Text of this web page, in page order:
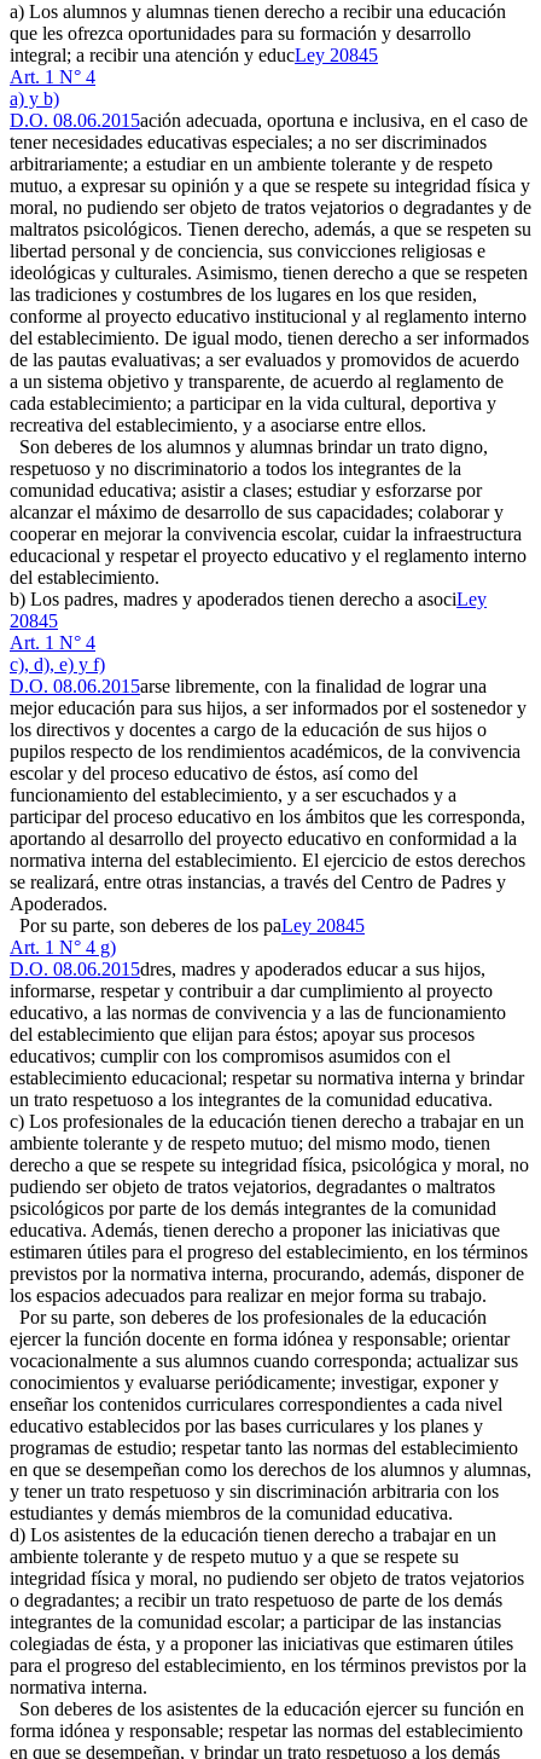
a) Los alumnos y alumnas tienen derecho a recibir una educación
que les ofrezca oportunidades para su formación y desarrollo
integral; a recibir una atención y educLey 20845
Art. 1 N° 4
a) y b)
D.O. 08.06.2015ación adecuada, oportuna e inclusiva, en el caso de
tener necesidades educativas especiales; a no ser discriminados
arbitrariamente; a estudiar en un ambiente tolerante y de respeto
mutuo, a expresar su opinión y a que se respete su integridad física y
moral, no pudiendo ser objeto de tratos vejatorios o degradantes y de
maltratos psicológicos. Tienen derecho, además, a que se respeten su
libertad personal y de conciencia, sus convicciones religiosas e
ideológicas y culturales. Asimismo, tienen derecho a que se respeten
las tradiciones y costumbres de los lugares en los que residen,
conforme al proyecto educativo institucional y al reglamento interno
del establecimiento. De igual modo, tienen derecho a ser informados
de las pautas evaluativas; a ser evaluados y promovidos de acuerdo
a un sistema objetivo y transparente, de acuerdo al reglamento de
cada establecimiento; a participar en la vida cultural, deportiva y
recreativa del establecimiento, y a asociarse entre ellos.
Son deberes de los alumnos y alumnas brindar un trato digno,
respetuoso y no discriminatorio a todos los integrantes de la
comunidad educativa; asistir a clases; estudiar y esforzarse por
alcanzar el máximo de desarrollo de sus capacidades; colaborar y
cooperar en mejorar la convivencia escolar, cuidar la infraestructura
educacional y respetar el proyecto educativo y el reglamento interno
del establecimiento.
b) Los padres, madres y apoderados tienen derecho a asociLey
20845
Art. 1 N° 4
c), d), e) y f)
D.O. 08.06.2015arse libremente, con la finalidad de lograr una
mejor educación para sus hijos, a ser informados por el sostenedor y
los directivos y docentes a cargo de la educación de sus hijos o
pupilos respecto de los rendimientos académicos, de la convivencia
escolar y del proceso educativo de éstos, así como del
funcionamiento del establecimiento, y a ser escuchados y a
participar del proceso educativo en los ámbitos que les corresponda,
aportando al desarrollo del proyecto educativo en conformidad a la
normativa interna del establecimiento. El ejercicio de estos derechos
se realizará, entre otras instancias, a través del Centro de Padres y
Apoderados.
Por su parte, son deberes de los paLey 20845
Art. 1 N° 4 g)
D.O. 08.06.2015dres, madres y apoderados educar a sus hijos,
informarse, respetar y contribuir a dar cumplimiento al proyecto
educativo, a las normas de convivencia y a las de funcionamiento
del establecimiento que elijan para éstos; apoyar sus procesos
educativos; cumplir con los compromisos asumidos con el
establecimiento educacional; respetar su normativa interna y brindar
un trato respetuoso a los integrantes de la comunidad educativa.
c) Los profesionales de la educación tienen derecho a trabajar en un
ambiente tolerante y de respeto mutuo; del mismo modo, tienen
derecho a que se respete su integridad física, psicológica y moral, no
pudiendo ser objeto de tratos vejatorios, degradantes o maltratos
psicológicos por parte de los demás integrantes de la comunidad
educativa. Además, tienen derecho a proponer las iniciativas que
estimaren útiles para el progreso del establecimiento, en los términos
previstos por la normativa interna, procurando, además, disponer de
los espacios adecuados para realizar en mejor forma su trabajo.
Por su parte, son deberes de los profesionales de la educación
ejercer la función docente en forma idónea y responsable; orientar
vocacionalmente a sus alumnos cuando corresponda; actualizar sus
conocimientos y evaluarse periódicamente; investigar, exponer y
enseñar los contenidos curriculares correspondientes a cada nivel
educativo establecidos por las bases curriculares y los planes y
programas de estudio; respetar tanto las normas del establecimiento
en que se desempeñan como los derechos de los alumnos y alumnas,
y tener un trato respetuoso y sin discriminación arbitraria con los
estudiantes y demás miembros de la comunidad educativa.
d) Los asistentes de la educación tienen derecho a trabajar en un
ambiente tolerante y de respeto mutuo y a que se respete su
integridad física y moral, no pudiendo ser objeto de tratos vejatorios
o degradantes; a recibir un trato respetuoso de parte de los demás
integrantes de la comunidad escolar; a participar de las instancias
colegiadas de ésta, y a proponer las iniciativas que estimaren útiles
para el progreso del establecimiento, en los términos previstos por la
normativa interna.
Son deberes de los asistentes de la educación ejercer su función en
forma idónea y responsable; respetar las normas del establecimiento
en que se desempeñan, y brindar un trato respetuoso a los demás